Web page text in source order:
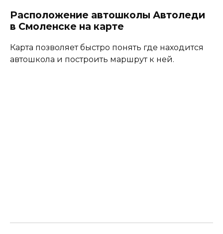
Расположение автошколы Автоледи
в Смоленске на карте
Карта позволяет быстро понять где находится
автошкола и построить маршрут к ней.